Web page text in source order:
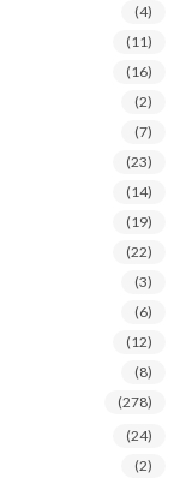
(4)
(11)
(16)
(2)
(7)
(23)
(14)
(19)
(22)
(3)
(6)
(12)
(8)
(278)
(24)
(2)